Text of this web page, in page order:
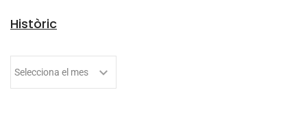
Històric